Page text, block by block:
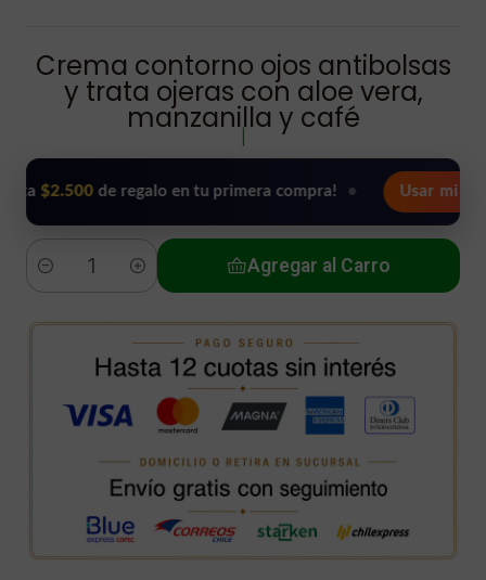
Crema contorno ojos antibolsas
y trata ojeras con aloe vera,
manzanilla y café
de regalo en tu primera compra! • Usar mi regalo
Cantidad
Agregar al Carro